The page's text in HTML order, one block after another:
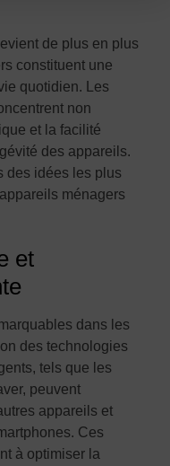
de plus en plus
constituent une
quotidien. Les
non
et la facilité
des appareils.
des idées les plus
ménagers
et
dans les
des technologies
tels que les
peuvent
appareils et
Ces
à optimiser la